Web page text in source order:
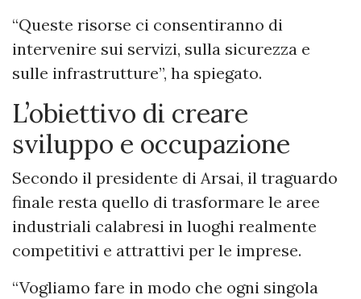
“Queste risorse ci consentiranno di
intervenire sui servizi, sulla sicurezza e
sulle infrastrutture”, ha spiegato.
L’obiettivo di creare
sviluppo e occupazione
Secondo il presidente di Arsai, il traguardo
finale resta quello di trasformare le aree
industriali calabresi in luoghi realmente
competitivi e attrattivi per le imprese.
“Vogliamo fare in modo che ogni singola